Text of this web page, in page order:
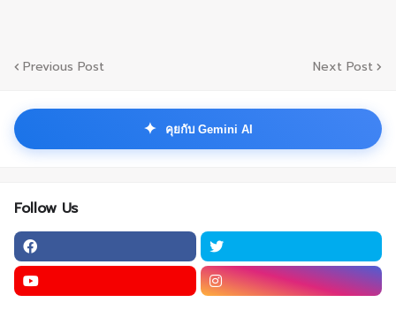
Previous Post Next Post
✦ คุยกับ Gemini AI
Follow Us